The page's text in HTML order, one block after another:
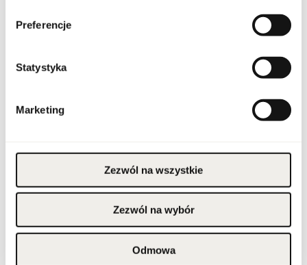
Preferencje
Statystyka
Marketing
Zezwól na wszystkie
Zezwól na wybór
Odmowa
Ostrzeżenia
Produkt łatwopalny.
zasięgiem dzieci.
chłodnym miejscu. Nie
stosować na
podrażnioną lub
uszkodzoną skórę.
Wyłącznie do użytku
zewnętrznego.
Szerokość opakowania